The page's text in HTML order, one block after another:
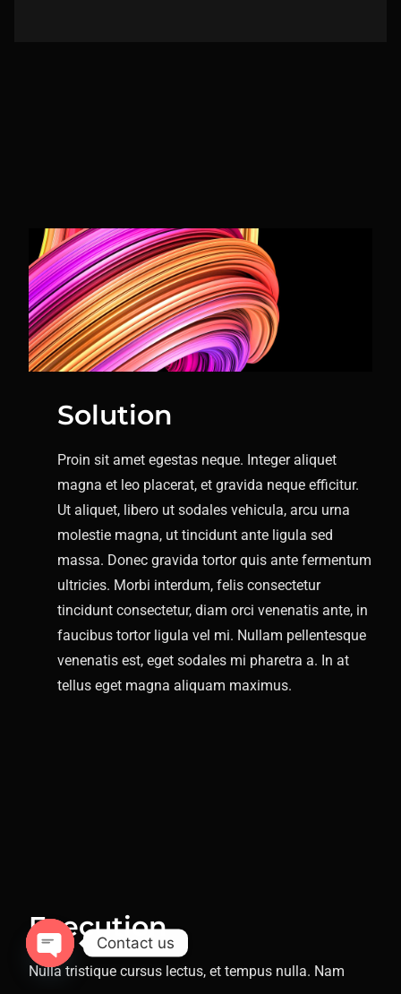
Solution
Proin sit amet egestas neque. Integer aliquet
magna et leo placerat, et gravida neque efficitur.
Ut aliquet, libero ut sodales vehicula, arcu urna
molestie magna, ut tincidunt ante ligula sed
massa. Donec gravida tortor quis ante fermentum
ultricies. Morbi interdum, felis consectetur
tincidunt consectetur, diam orci venenatis ante, in
faucibus tortor ligula vel mi. Nullam pellentesque
venenatis est, eget sodales mi pharetra a. In at
tellus eget magna aliquam maximus.
Execution
Nulla tristique cursus lectus, et tempus nulla. Nam
Contact us
Open chaty